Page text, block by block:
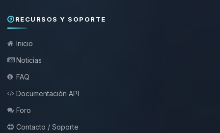
RECURSOS Y SOPORTE
Inicio
Noticias
FAQ
Documentación API
Foro
Contacto / Soporte